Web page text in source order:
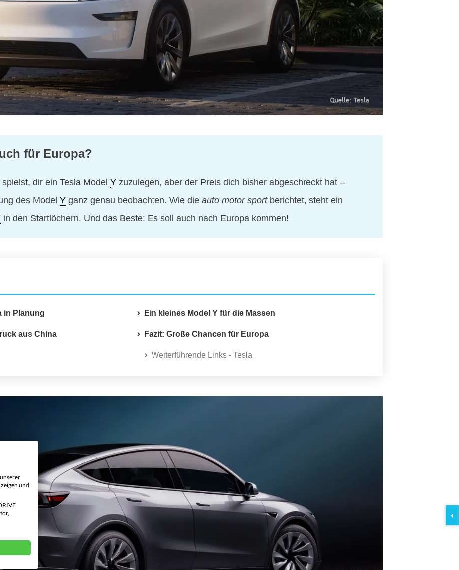
für Europa?
dir ein Tesla Model Y zuzulegen, aber der Preis dich bisher abgeschreckt hat –
des Model Y ganz genau beobachten. Wie die auto motor sportberichtet, steht ein
in den Startlöchern. Und das Beste: Es soll auch nach Europa kommen!
in Planung
aus China
Ein kleines Model Y für die Massen
Fazit: Große Chancen für Europa
Weiterführende Links - Tesla
und